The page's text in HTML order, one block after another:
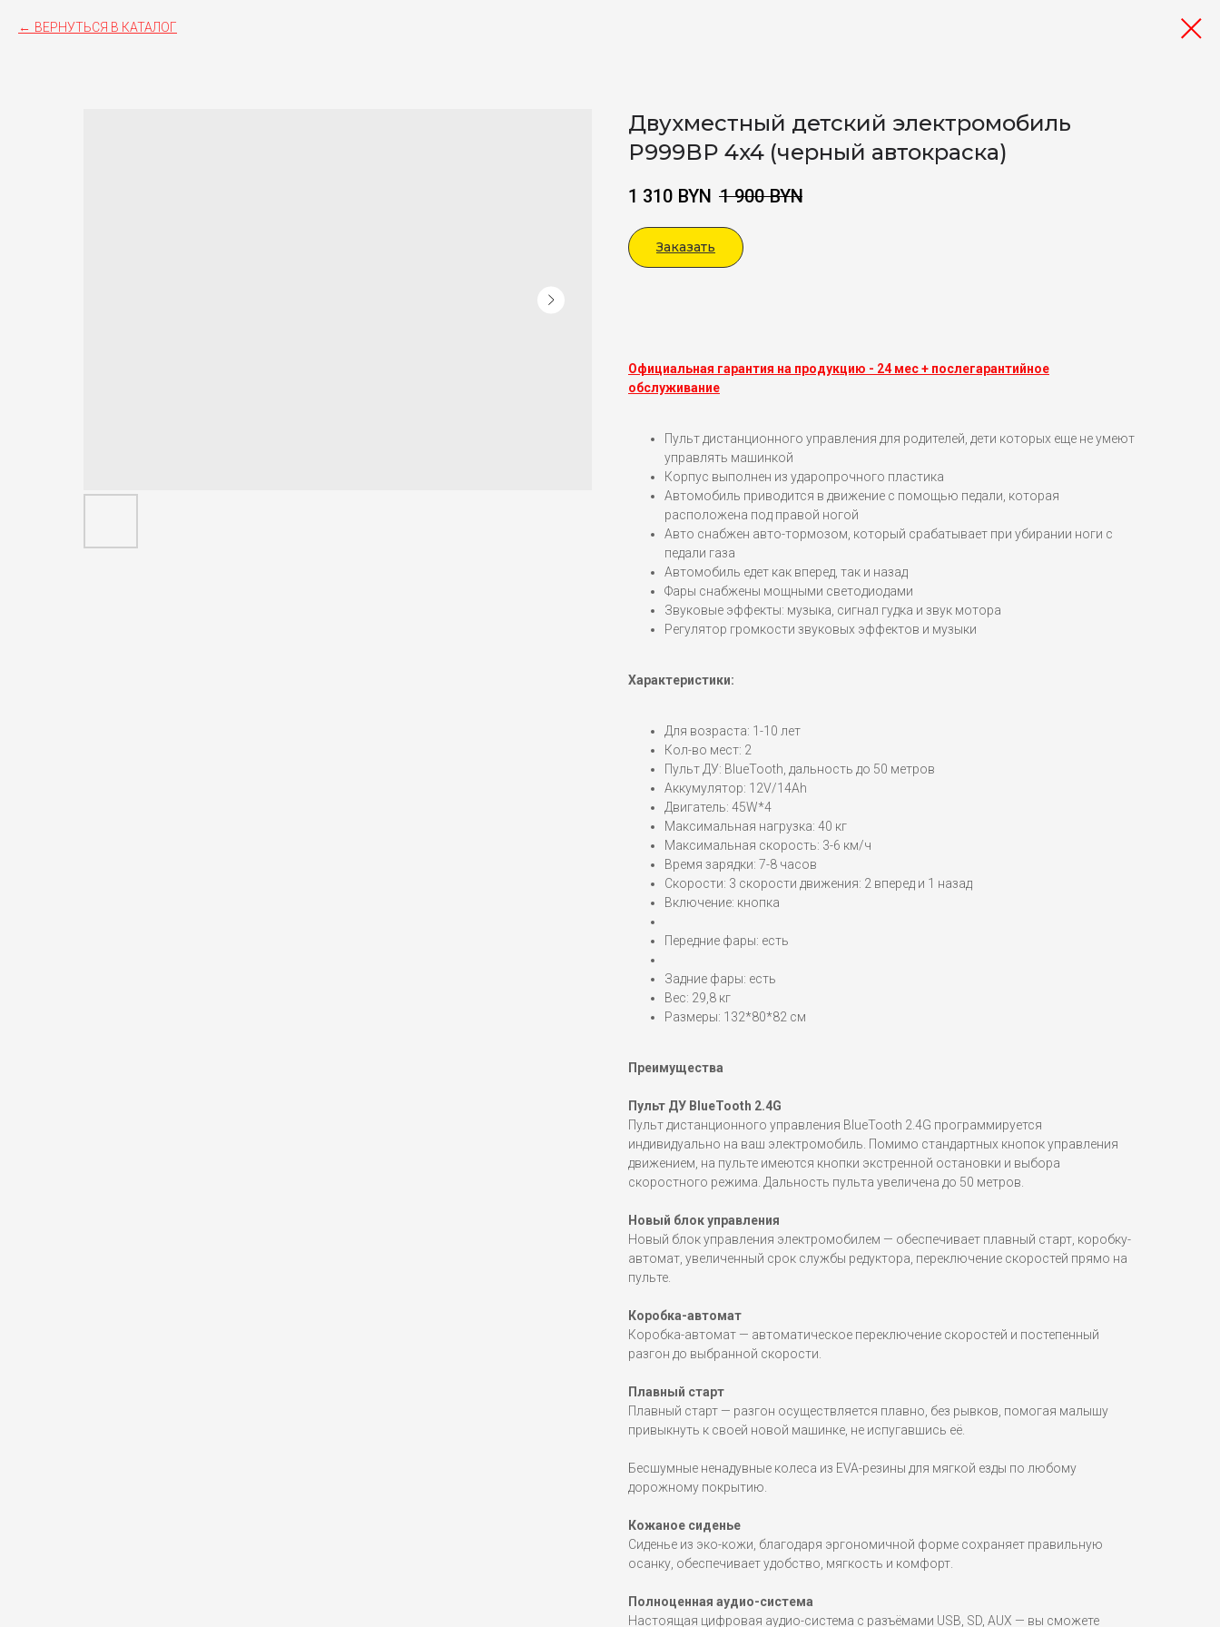
ВЕРНУТЬСЯ В КАТАЛОГ
Двухместный детский электромобиль
P999BP 4x4 (черный автокраска)
1 310 BYN 1 900 BYN
Заказать
Официальная гарантия на продукцию - 24 мес + послегарантийное
обслуживание
Пульт дистанционного управления для родителей, дети которых еще не умеют
управлять машинкой
Корпус выполнен из ударопрочного пластика
Автомобиль приводится в движение с помощью педали, которая
расположена под правой ногой
Авто снабжен авто-тормозом, который срабатывает при убирании ноги с
педали газа
Автомобиль едет как вперед, так и назад
Фары снабжены мощными светодиодами
Звуковые эффекты: музыка, сигнал гудка и звук мотора
Регулятор громкости звуковых эффектов и музыки
Характеристики:
Для возраста: 1-10 лет
Кол-во мест: 2
Пульт ДУ: BlueTooth, дальность до 50 метров
Аккумулятор: 12V/14Ah
Двигатель: 45W*4
Максимальная нагрузка: 40 кг
Максимальная скорость: 3-6 км/ч
Время зарядки: 7-8 часов
Скорости: 3 скорости движения: 2 вперед и 1 назад
Включение: кнопка
Передние фары: есть
Задние фары: есть
Вес: 29,8 кг
Размеры: 132*80*82 см
Преимущества
Пульт ДУ BlueTooth 2.4G
Пульт дистанционного управления BlueTooth 2.4G программируется
индивидуально на ваш электромобиль. Помимо стандартных кнопок управления
движением, на пульте имеются кнопки экстренной остановки и выбора
скоростного режима. Дальность пульта увеличена до 50 метров.
Новый блок управления
Новый блок управления электромобилем — обеспечивает плавный старт, коробку-
автомат, увеличенный срок службы редуктора, переключение скоростей прямо на
пульте.
Коробка-автомат
Коробка-автомат — автоматическое переключение скоростей и постепенный
разгон до выбранной скорости.
Плавный старт
Плавный старт — разгон осуществляется плавно, без рывков, помогая малышу
привыкнуть к своей новой машинке, не испугавшись её.
Бесшумные ненадувные колеса из EVA-резины для мягкой езды по любому
дорожному покрытию.
Кожаное сиденье
Сиденье из эко-кожи, благодаря эргономичной форме сохраняет правильную
осанку, обеспечивает удобство, мягкость и комфорт.
Полноценная аудио-система
Настоящая цифровая аудио-система с разъёмами USB, SD, AUX — вы сможете